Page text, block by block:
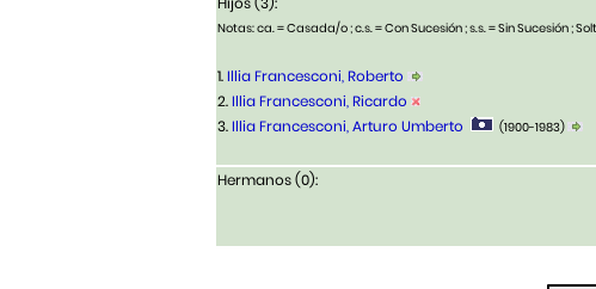
Notas: ca. = Casada/o ; c.s. = Con Sucesión ; s.s. = Sin Sucesión ;
1.Illia Francesconi, Roberto
2.Illia Francesconi, Ricardo
3.Illia Francesconi, Arturo Umberto (1900-1983)
Hermanos (0):